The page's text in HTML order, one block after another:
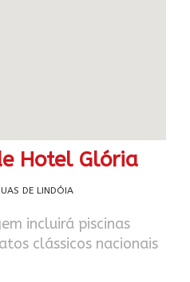
Hotel Glória
DE LINDÓIA
incluirá piscinas
clássicos nacionais